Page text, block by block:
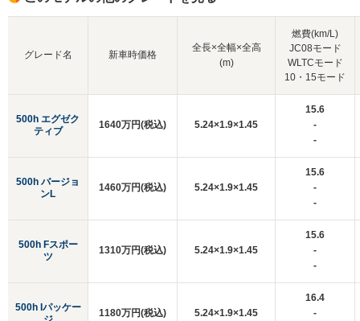
グレード名
500h エグゼク
ティブ
500h バージョ
ンL
500h Fスポー
ツ
500h Iパッケー
新車時価格
全長×全幅×全高
(m)
燃費(km/L)
JC08モード
WLTCモード
10・15モード
1640万円(税込) 5.24×1.9×1.45
15.6
-
-
1460万円(税込) 5.24×1.9×1.45
15.6
-
-
1310万円(税込) 5.24×1.9×1.45
15.6
-
-
1180万円(税込) 5.24×1.9×1.45
16.4
-